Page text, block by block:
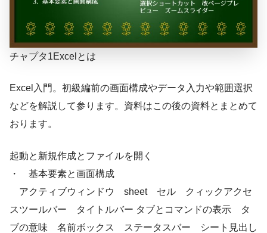
チャプタ1Excelとは
Excel入門。初級編前の画面構成やデータ入力や範囲選択
などを解説して参ります。資料はこの後の資料とまとめて
おります。
起動と新規作成とファイルを開く
・ 基本要素と画面構成
アクティブウィンドウ sheet セル クィックアクセ
スツールバー タイトルバー タブとコマンドの表示 タ
ブの意味 名前ボックス ステータスバー シート見出し